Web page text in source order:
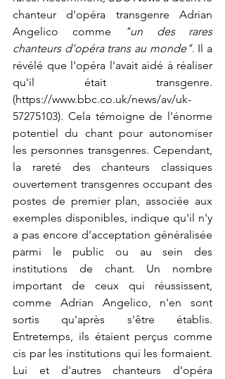
chanteur d'opéra transgenre Adrian
Angelico comme
"un des rares
chanteurs d'opéra trans au monde". Il a
révélé que l'opéra l'avait aidé à réaliser
qu'il était transgenre.
(https://www.bbc.co.uk/news/av/uk-
57275103). Cela témoigne de l'énorme
potentiel du chant pour autonomiser
les personnes transgenres. Cependant,
la rareté des chanteurs classiques
ouvertement transgenres occupant des
postes de premier plan, associée aux
exemples disponibles, indique qu'il n'y
a pas encore d’acceptation généralisée
parmi le public ou au sein des
institutions de chant. Un nombre
important de ceux qui réussissent,
comme Adrian Angelico, n'en sont
sortis qu'après s'être établis.
Entretemps, ils étaient perçus comme
cis par les institutions qui les formaient.
Lui et d'autres chanteurs d'opéra